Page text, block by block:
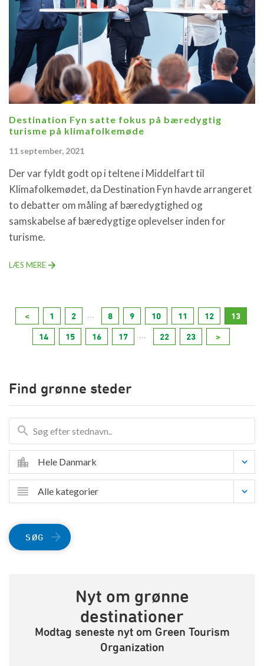
Destination Fyn satte fokus på bæredygtig
turisme på klimafolkemøde
11 september, 2021
Der var fyldt godt op i teltene i Middelfart til
Klimafolkemødet, da Destination Fyn havde arrangeret
to debatter om måling af bæredygtighed og
samskabelse af bæredygtige oplevelser inden for
turisme.
LÆS MERE
< 1 2 8 9 10 11 12 13
14 15 16 17 22 23 >
Find grønne steder
Hele Danmark
Alle kategorier
SØG
Nyt om grønne
destinationer
Modtag seneste nyt om Green Tourism
Organization